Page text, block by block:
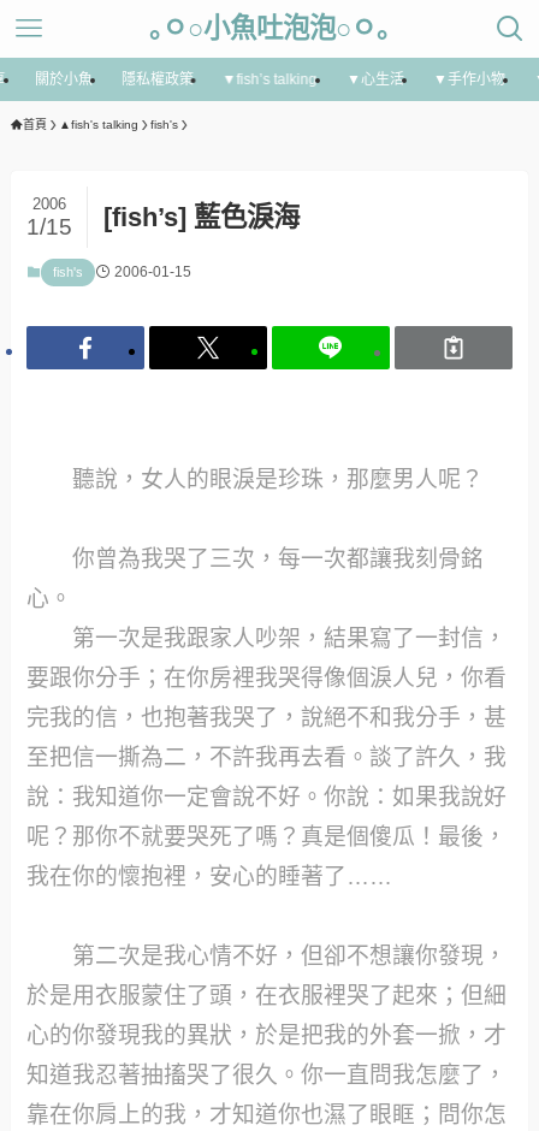
｡ㅇ○小魚吐泡泡○ㅇ｡
關於小魚 隱私權政策 ▼fish’s talking ▼心生活 ▼手作小物
首頁 ▲fish's talking fish's
[fish’s] 藍色淚海
2006
1/15
fish's 2006-01-15
聽說，女人的眼淚是珍珠，那麼男人呢？
你曾為我哭了三次，每一次都讓我刻骨銘
心。
第一次是我跟家人吵架，結果寫了一封信，
要跟你分手；在你房裡我哭得像個淚人兒，你看
完我的信，也抱著我哭了，說絕不和我分手，甚
至把信一撕為二，不許我再去看。談了許久，我
說：我知道你一定會說不好。你說：如果我說好
呢？那你不就要哭死了嗎？真是個傻瓜！最後，
我在你的懷抱裡，安心的睡著了……
第二次是我心情不好，但卻不想讓你發現，
於是用衣服蒙住了頭，在衣服裡哭了起來；但細
心的你發現我的異狀，於是把我的外套一掀，才
知道我忍著抽搐哭了很久。你一直問我怎麼了，
靠在你肩上的我，才知道你也濕了眼眶；問你怎